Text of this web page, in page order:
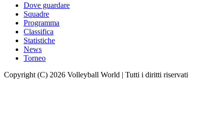
Dove guardare
Squadre
Programma
Classifica
Statistiche
News
Torneo
Copyright (C) 2026 Volleyball World | Tutti i diritti riservati